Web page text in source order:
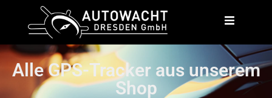
Alle GPS-Tracker aus unserem
Shop